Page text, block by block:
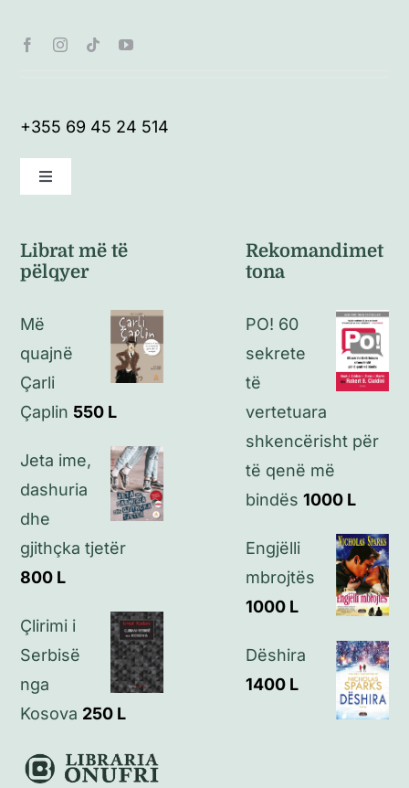
+355 69 45 24 514
Toggle
Politikat e kthimeve
Politikat e privatësisë
Librat më të
pëlqyer
Më
quajnë
Çarli
Çaplin 550 L
Jeta ime,
dashuria
dhe
gjithçka tjetër
800 L
Çlirimi i
Serbisë
nga
Kosova 250 L
Rekomandimet
tona
PO! 60
sekrete
të
vertetuara
shkencërisht për
të qenë më
bindës 1000 L
Engjëlli
mbrojtës
1000 L
Dëshira
1400 L